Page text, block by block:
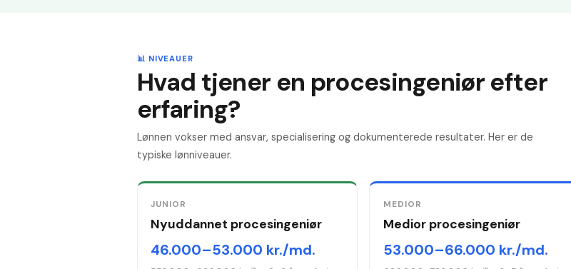
📊 NIVEAUER
Hvad tjener en procesingeniør efter
erfaring?
Lønnen vokser med ansvar, specialisering og dokumenterede resultater. Her er de
typiske lønniveauer.
JUNIOR
Nyuddannet procesingeniør
46.000–53.000 kr./md.
MEDIOR
Medior procesingeniør
53.000–66.000 kr./md.